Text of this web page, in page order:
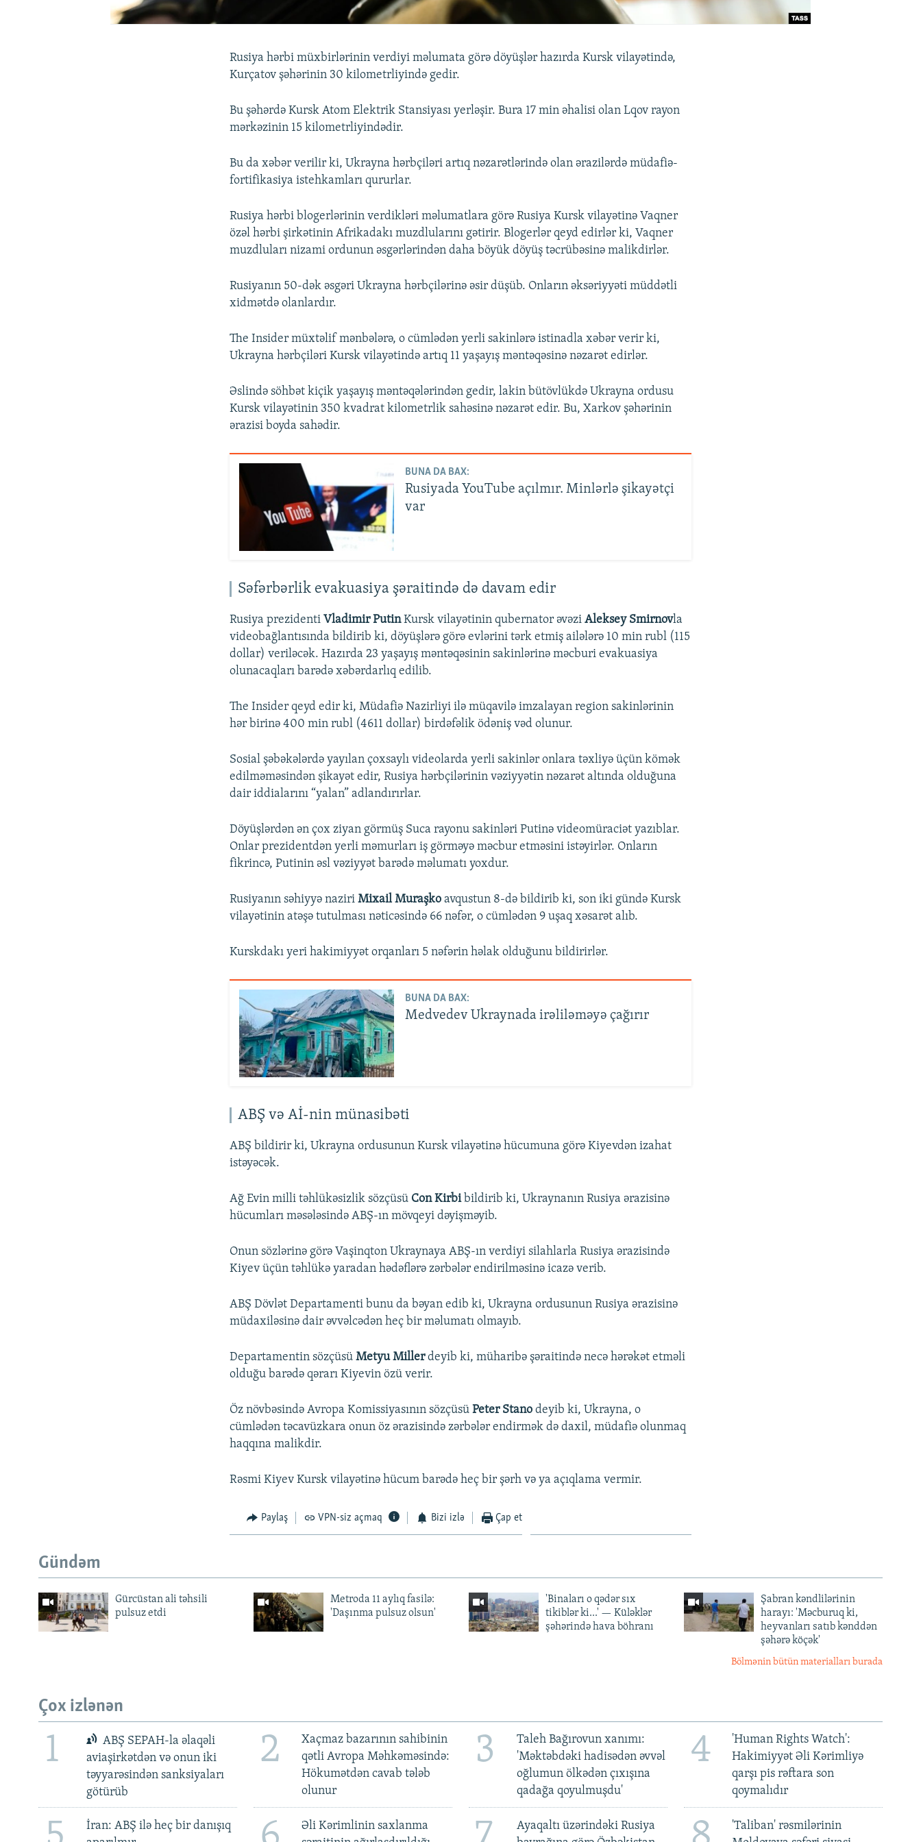
Rusiya hərbi müxbirlərinin verdiyi məlumata görə döyüşlər hazırda Kursk vilayətində,
Kurçatov şəhərinin 30 kilometrliyində gedir.
Bu şəhərdə Kursk Atom Elektrik Stansiyası yerləşir. Bura 17 min əhalisi olan Lqov rayon
mərkəzinin 15 kilometrliyindədir.
Bu da xəbər verilir ki, Ukrayna hərbçiləri artıq nəzarətlərində olan ərazilərdə müdafiə-
fortifikasiya istehkamları qururlar.
Rusiya hərbi blogerlərinin verdikləri məlumatlara görə Rusiya Kursk vilayətinə Vaqner
özəl hərbi şirkətinin Afrikadakı muzdlularını gətirir. Blogerlər qeyd edirlər ki, Vaqner
muzdluları nizami ordunun əsgərlərindən daha böyük döyüş təcrübəsinə malikdirlər.
Rusiyanın 50-dək əsgəri Ukrayna hərbçilərinə əsir düşüb. Onların əksəriyyəti müddətli
xidmətdə olanlardır.
The Insider müxtəlif mənbələrə, o cümlədən yerli sakinlərə istinadla xəbər verir ki,
Ukrayna hərbçiləri Kursk vilayətində artıq 11 yaşayış məntəqəsinə nəzarət edirlər.
Əslində söhbət kiçik yaşayış məntəqələrindən gedir, lakin bütövlükdə Ukrayna ordusu
Kursk vilayətinin 350 kvadrat kilometrlik sahəsinə nəzarət edir. Bu, Xarkov şəhərinin
ərazisi boyda sahədir.
BUNA DA BAX:
Rusiyada YouTube açılmır. Minlərlə şikayətçi
var
Səfərbərlik evakuasiya şəraitində də davam edir
Rusiya prezidentiVladimir PutinKursk vilayətinin qubernator əvəziAleksey Smirnovla
videobağlantısında bildirib ki, döyüşlərə görə evlərini tərk etmiş ailələrə 10 min rubl (115
dollar) veriləcək. Hazırda 23 yaşayış məntəqəsinin sakinlərinə məcburi evakuasiya
olunacaqları barədə xəbərdarlıq edilib.
The Insider qeyd edir ki, Müdafiə Nazirliyi ilə müqavilə imzalayan region sakinlərinin
hər birinə 400 min rubl (4611 dollar) birdəfəlik ödəniş vəd olunur.
Sosial şəbəkələrdə yayılan çoxsaylı videolarda yerli sakinlər onlara təxliyə üçün kömək
edilməməsindən şikayət edir, Rusiya hərbçilərinin vəziyyətin nəzarət altında olduğuna
dair iddialarını “yalan” adlandırırlar.
Döyüşlərdən ən çox ziyan görmüş Suca rayonu sakinləri Putinə videomüraciət yazıblar.
Onlar prezidentdən yerli məmurları iş görməyə məcbur etməsini istəyirlər. Onların
fikrincə, Putinin əsl vəziyyət barədə məlumatı yoxdur.
Rusiyanın səhiyyə naziriMixail Muraşko avqustun 8-də bildirib ki, son iki gündə Kursk
vilayətinin atəşə tutulması nəticəsində 66 nəfər, o cümlədən 9 uşaq xəsarət alıb.
Kurskdakı yeri hakimiyyət orqanları 5 nəfərin həlak olduğunu bildirirlər.
BUNA DA BAX:
Medvedev Ukraynada irəliləməyə çağırır
ABŞ və Aİ-nin münasibəti
ABŞ bildirir ki, Ukrayna ordusunun Kursk vilayətinə hücumuna görə Kiyevdən izahat
istəyəcək.
Ağ Evin milli təhlükəsizlik sözçüsü Con Kirbibildirib ki, Ukraynanın Rusiya ərazisinə
hücumları məsələsində ABŞ-ın mövqeyi dəyişməyib.
Onun sözlərinə görə Vaşinqton Ukraynaya ABŞ-ın verdiyi silahlarla Rusiya ərazisində
Kiyev üçün təhlükə yaradan hədəflərə zərbələr endirilməsinə icazə verib.
ABŞ Dövlət Departamenti bunu da bəyan edib ki, Ukrayna ordusunun Rusiya ərazisinə
müdaxiləsinə dair əvvəlcədən heç bir məlumatı olmayıb.
Departamentin sözçüsüMetyu Millerdeyib ki, müharibə şəraitində necə hərəkət etməli
olduğu barədə qərarı Kiyevin özü verir.
Öz növbəsində Avropa Komissiyasının sözçüsüPeter Stano deyib ki, Ukrayna, o
cümlədən təcavüzkara onun öz ərazisində zərbələr endirmək də daxil, müdafiə olunmaq
haqqına malikdir.
Rəsmi Kiyev Kursk vilayətinə hücum barədə heç bir şərh və ya açıqlama vermir.
Paylaş VPN-siz açmaq Bizi izlə Çap et
Gündəm
Gürcüstan ali təhsili
pulsuz etdi
Metroda 11 aylıq fasilə:
'Daşınma pulsuz olsun'
'Binaları o qədər sıx
tikiblər ki...' — Küləklər
şəhərində hava böhranı
Şabran kəndlilərinin
harayı: 'Məcburuq ki,
heyvanları satıb kənddən
şəhərə köçək'
Bölmənin bütün materialları burada
Çox izlənən
1
ABŞ SEPAH-la əlaqəli
aviaşirkətdən və onun iki
təyyarəsindən sanksiyaları
götürüb
2
Xaçmaz bazarının sahibinin
qətli Avropa Məhkəməsində:
Hökumətdən cavab tələb
olunur
3
Taleh Bağırovun xanımı:
'Məktəbdəki hadisədən əvvəl
oğlumun ölkədən çıxışına
qadağa qoyulmuşdu'
4
'Human Rights Watch':
Hakimiyyət Əli Kərimliyə
qarşı pis rəftara son
qoymalıdır
İran: ABŞ ilə heç bir danışıq
Əli Kərimlinin saxlanma
Ayaqaltı üzərindəki Rusiya
'Taliban' rəsmilərinin